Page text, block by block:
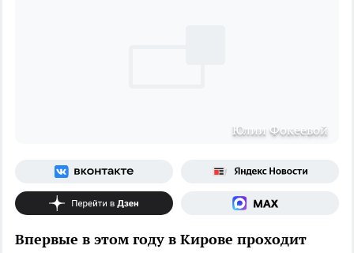
Юлии Фокеевой
Впервые в этом году в Кирове проходит